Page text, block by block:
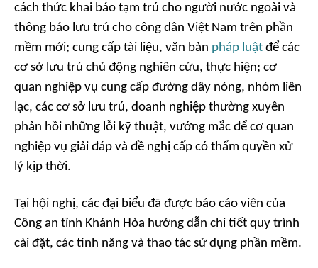
cách thức khai báo tạm trú cho người nước ngoài và
thông báo lưu trú cho công dân Việt Nam trên phần
mềm mới; cung cấp tài liệu, văn bản pháp luật để các
cơ sở lưu trú chủ động nghiên cứu, thực hiện; cơ
quan nghiệp vụ cung cấp đường dây nóng, nhóm liên
lạc, các cơ sở lưu trú, doanh nghiệp thường xuyên
phản hồi những lỗi kỹ thuật, vướng mắc để cơ quan
nghiệp vụ giải đáp và đề nghị cấp có thẩm quyền xử
lý kịp thời.
Tại hội nghị, các đại biểu đã được báo cáo viên của
Công an tỉnh Khánh Hòa hướng dẫn chi tiết quy trình
cài đặt, các tính năng và thao tác sử dụng phần mềm.